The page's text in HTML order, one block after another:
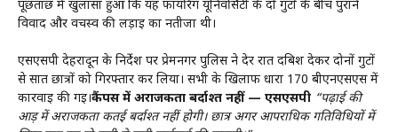
पूछताछ में खुलासा हुआ कि यह फायरिंग यूनिवर्सिटी के दो गुटों के बीच पुराने
विवाद और वर्चस्व की लड़ाई का नतीजा थी।
एसएसपी देहरादून के निर्देश पर प्रेमनगर पुलिस ने देर रात दबिश देकर दोनों गुटों
से सात छात्रों को गिरफ्तार कर लिया। सभी के खिलाफ धारा 170 बीएनएसएस में
कार्रवाई की गई।कैंपस में अराजकता बर्दाश्त नहीं — एसएसपी “पढ़ाई की
आड़ में अराजकता कतई बर्दाश्त नहीं होगी। छात्र अगर आपराधिक गतिविधियों में